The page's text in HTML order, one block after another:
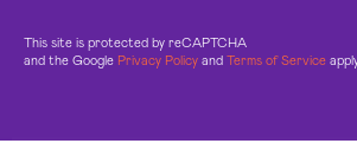
This site is protected by reCAPTCHA
and the Google Privacy Policy and Terms of Service